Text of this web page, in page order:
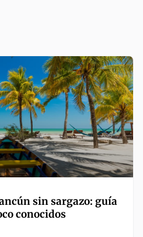
sin sargazo: guía
conocidos